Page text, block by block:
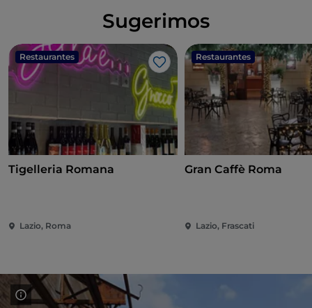
Sugerimos
Restaurantes
Me gusta
Tigelleria Romana
Lazio, Roma
Restaurantes
Gran Caffè Roma
Lazio, Frascati